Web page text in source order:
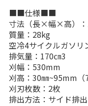
■■仕様■■
寸法（長×幅×高）
質量：28kg
空冷4サイクルガソリ
排気量：170㎝3
刈幅：530mm
刈高：30㎜~95mm（7
刈刃枚数：2枚
排出方法：サイド排